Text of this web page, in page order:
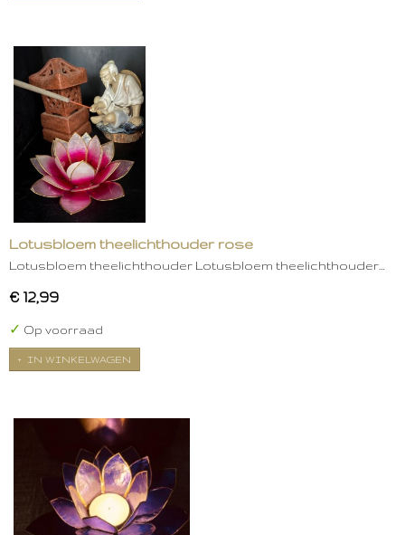
Lotusbloem theelichthouder rose
Lotusbloem theelichthouder Lotusbloem theelichthouder…
€ 12,99
✓ Op voorraad
IN WINKELWAGEN